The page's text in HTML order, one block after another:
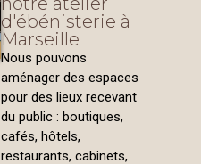
d'ébénisterie à
Marseille
Nous pouvons
aménager des espaces
pour des lieux recevant
du public : boutiques,
cafés, hôtels,
restaurants, cabinets,